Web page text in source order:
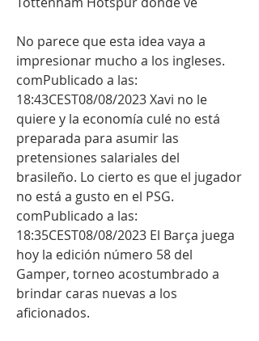
No parece que esta idea vaya a
impresionar mucho a los ingleses.
comPublicado a las:
18:43CEST08/08/2023 Xavi no le
quiere y la economía culé no está
preparada para asumir las
pretensiones salariales del
brasileño. Lo cierto es que el jugador
no está a gusto en el PSG.
comPublicado a las:
18:35CEST08/08/2023 El Barça juega
hoy la edición número 58 del
Gamper, torneo acostumbrado a
brindar caras nuevas a los
aficionados.